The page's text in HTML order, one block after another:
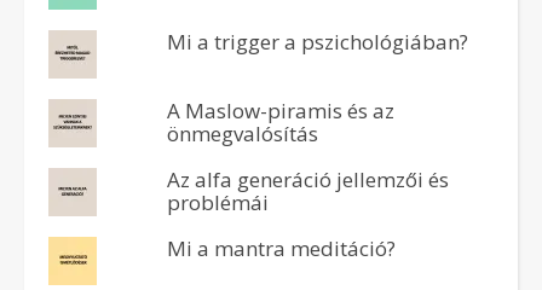
Mi a trigger a pszichológiában?
A Maslow-piramis és az
önmegvalósítás
Az alfa generáció jellemzői és
problémái
Mi a mantra meditáció?